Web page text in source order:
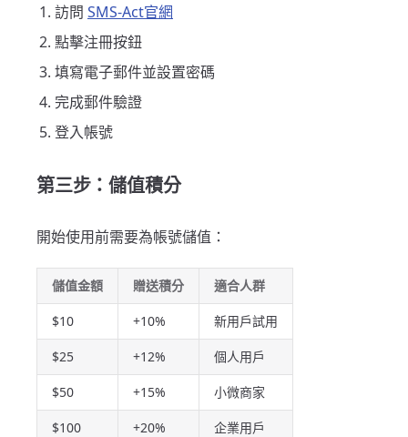
訪問 SMS-Act官網
點擊注冊按鈕
填寫電子郵件並設置密碼
完成郵件驗證
登入帳號
第三步：儲值積分
開始使用前需要為帳號儲值：
儲值金額 贈送積分 適合人群
$10 +10% 新用戶試用
$25 +12% 個人用戶
$50 +15% 小微商家
$100 +20% 企業用戶